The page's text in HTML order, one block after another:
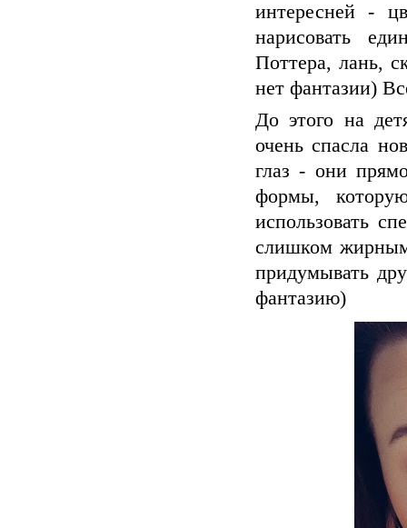
интересней -
нарисовать
Поттера, лань,
нет фантазии)
До этого на
очень спасла
глаз - они
формы,
использовать
слишком
придумывать
фантазию)